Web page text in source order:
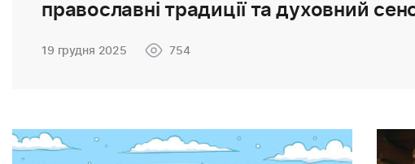
православні традиції та духовний
19 грудня 2025 754